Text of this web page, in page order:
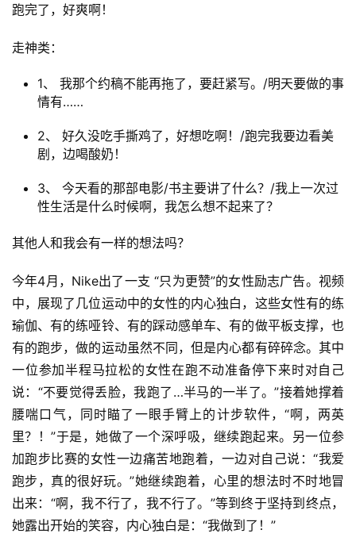
跑完了，好爽啊！
走神类：
1、 我那个约稿不能再拖了，要赶紧写。/明天要做的事
情有……
2、 好久没吃手撕鸡了，好想吃啊！/跑完我要边看美
剧，边喝酸奶！
3、 今天看的那部电影/书主要讲了什么？/我上一次过
性生活是什么时候啊，我怎么想不起来了？
其他人和我会有一样的想法吗？
今年4月，Nike出了一支 “只为更赞”的女性励志广告。视频
中，展现了几位运动中的女性的内心独白，这些女性有的练
瑜伽、有的练哑铃、有的踩动感单车、有的做平板支撑，也
有的跑步，做的运动虽然不同，但是内心都有碎碎念。其中
一位参加半程马拉松的女性在跑不动准备停下来时对自己
说：“不要觉得丢脸，我跑了…半马的一半了。”接着她撑着
腰喘口气，同时瞄了一眼手臂上的计步软件，“啊，两英
里？！”于是，她做了一个深呼吸，继续跑起来。另一位参
加跑步比赛的女性一边痛苦地跑着，一边对自己说：“我爱
跑步，真的很好玩。”她继续跑着，心里的想法时不时地冒
出来：“啊，我不行了，我不行了。”等到终于坚持到终点，
她露出开始的笑容，内心独白是：“我做到了！”